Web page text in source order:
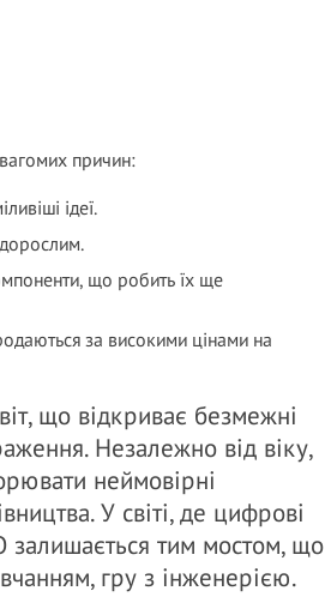
вагомих причин:
ідеї.
дорослим.
що робить їх ще
за високими цінами на
що відкриває безмежні
Незалежно від віку,
неймовірні
У світі, де цифрові
залишається тим мостом, що
гру з інженерією.